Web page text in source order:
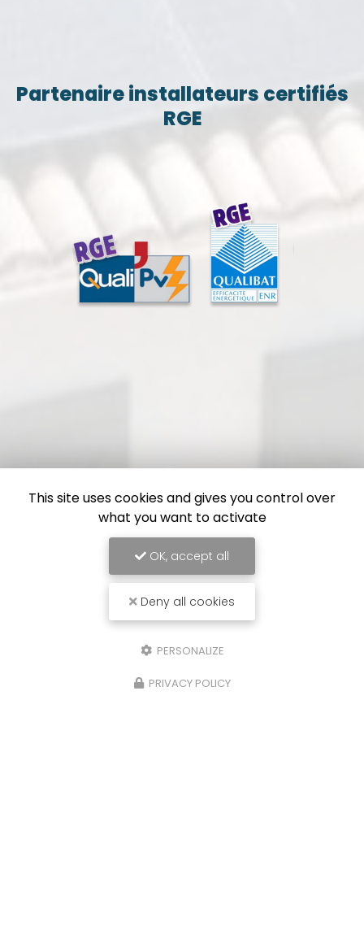
Partenaire installateurs certifiés
RGE
This site uses cookies and gives you control over
what you want to activate
OK, accept all
Deny all cookies
PERSONALIZE
PRIVACY POLICY